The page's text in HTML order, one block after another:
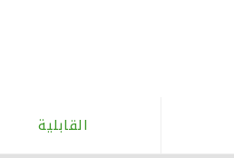
القابلية